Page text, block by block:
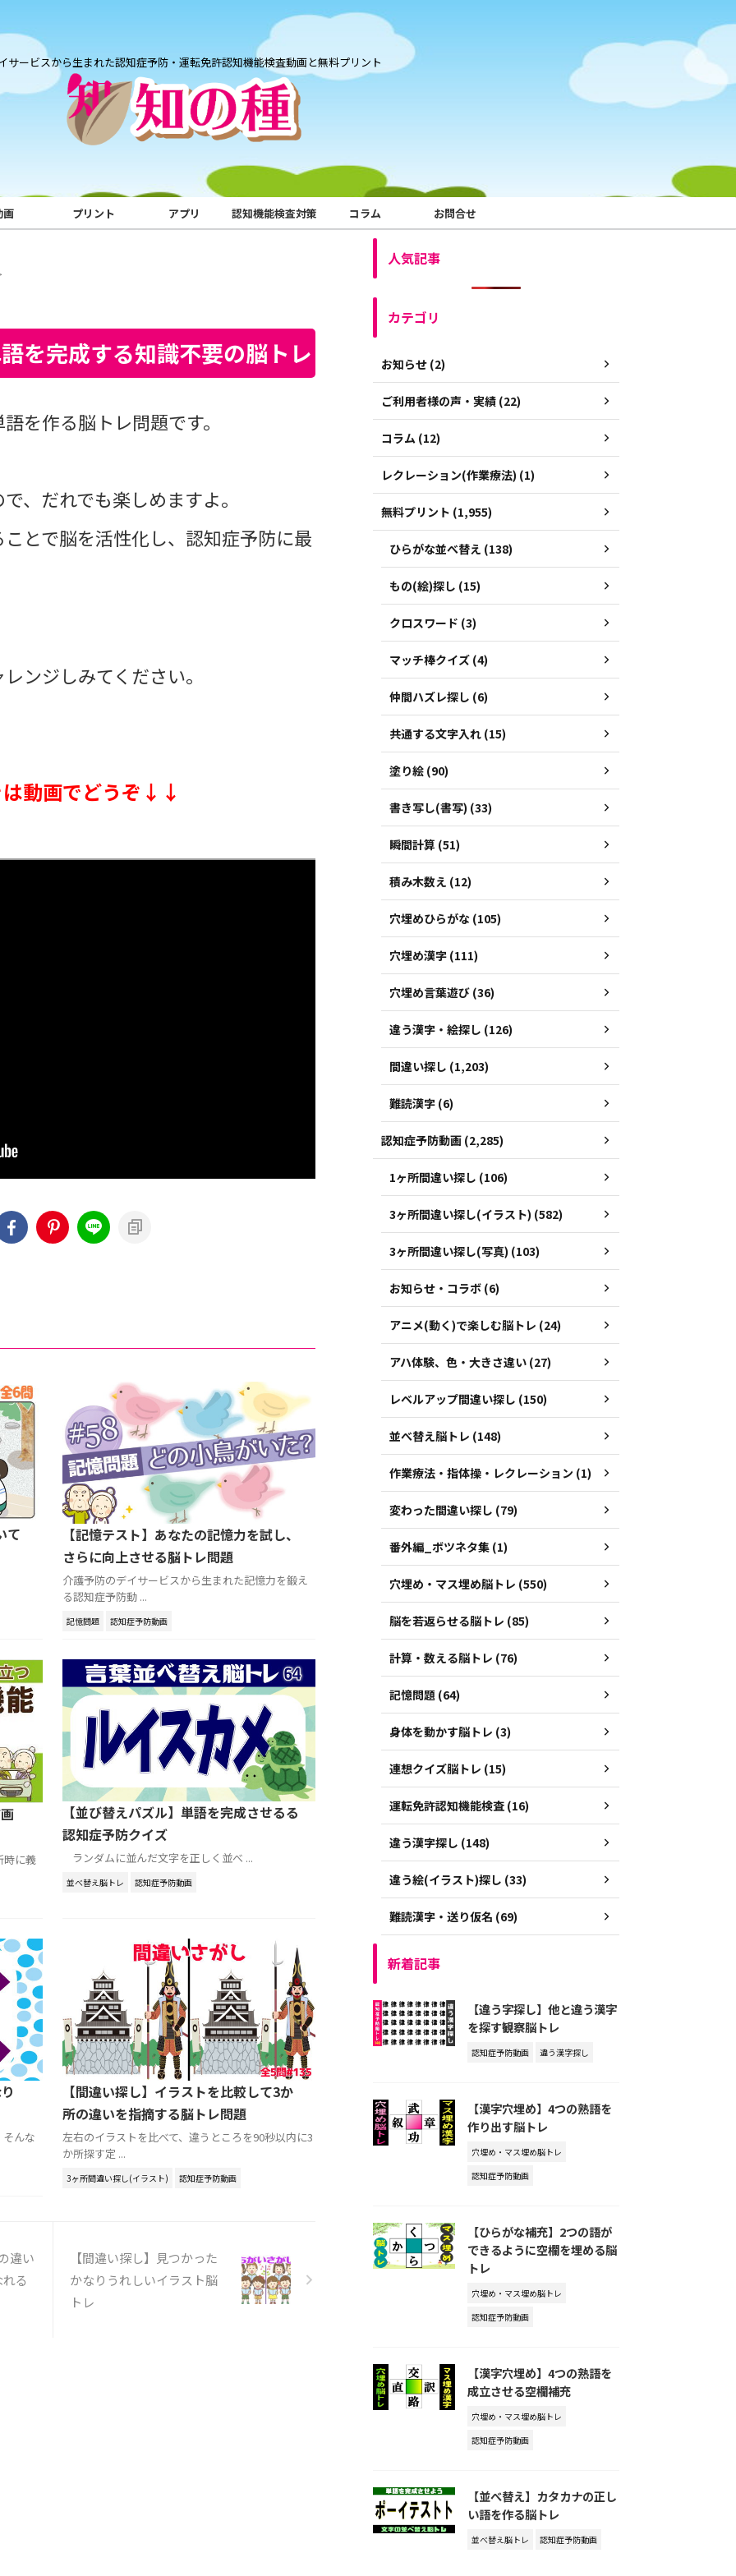
サービスから生まれた認知症予防・運転免許認知機能検査動画と無料プリント
画 プリント アプリ 認知機能検査対策 コラム お問合せ
を完成する知識不要の脳トレ
を作る脳トレ問題です。
、だれでも楽しめますよ。
とで脳を活性化し、認知症予防に最
ンジしみてください。
動画でどうぞ↓↓
て
【記憶テスト】あなたの記憶力を試し、
さらに向上させる脳トレ問題
介護予防のデイサービスから生まれた記憶力を鍛え
る認知症予防動 ...
記憶問題 認知症予防動画
時に義
【並び替えパズル】単語を完成させるる
認知症予防クイズ
ランダムに並んだ文字を正しく並べ ...
並べ替え脳トレ 認知症予防動画
んな
【間違い探し】イラストを比較して3か
所の違いを指摘する脳トレ問題
左右のイラストを比べて、違うところを90秒以内に3
か所探す定 ...
3ヶ所間違い探し(イラスト) 認知症予防動画
違い
る
【間違い探し】見つかった
かなりうれしいイラスト脳
トレ
人気記事
カテゴリ
お知らせ (2)
ご利用者様の声・実績 (22)
コラム (12)
レクレーション(作業療法) (1)
無料プリント (1,955)
ひらがな並べ替え (138)
もの(絵)探し (15)
クロスワード (3)
マッチ棒クイズ (4)
仲間ハズレ探し (6)
共通する文字入れ (15)
塗り絵 (90)
書き写し(書写) (33)
瞬間計算 (51)
積み木数え (12)
穴埋めひらがな (105)
穴埋め漢字 (111)
穴埋め言葉遊び (36)
違う漢字・絵探し (126)
間違い探し (1,203)
難読漢字 (6)
認知症予防動画 (2,285)
1ヶ所間違い探し (106)
3ヶ所間違い探し(イラスト) (582)
3ヶ所間違い探し(写真) (103)
お知らせ・コラボ (6)
アニメ(動く)で楽しむ脳トレ (24)
アハ体験、色・大きさ違い (27)
レベルアップ間違い探し (150)
並べ替え脳トレ (148)
作業療法・指体操・レクレーション (1)
変わった間違い探し (79)
番外編_ボツネタ集 (1)
穴埋め・マス埋め脳トレ (550)
脳を若返らせる脳トレ (85)
計算・数える脳トレ (76)
記憶問題 (64)
身体を動かす脳トレ (3)
連想クイズ脳トレ (15)
運転免許認知機能検査 (16)
違う漢字探し (148)
違う絵(イラスト)探し (33)
難読漢字・送り仮名 (69)
新着記事
【違う字探し】他と違う漢字
を探す観察脳トレ
認知症予防動画 違う漢字探し
【漢字穴埋め】4つの熟語を
作り出す脳トレ
穴埋め・マス埋め脳トレ
認知症予防動画
【ひらがな補充】2つの語が
できるように空欄を埋める脳
トレ
穴埋め・マス埋め脳トレ
認知症予防動画
【漢字穴埋め】4つの熟語を
成立させる空欄補充
穴埋め・マス埋め脳トレ
認知症予防動画
【並べ替え】カタカナの正し
い語を作る脳トレ
並べ替え脳トレ 認知症予防動画